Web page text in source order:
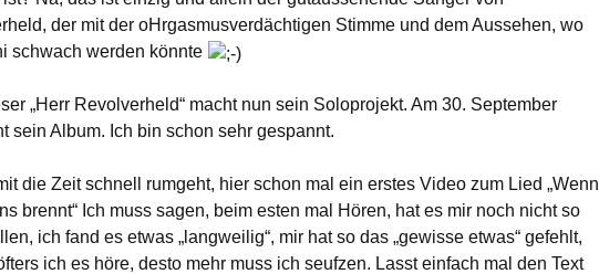
der mit der oHrgasmusverdächtigen Stimme und dem Aussehen, wo
schwach werden könnte
„Herr Revolverheld“ macht nun sein Soloprojekt. Am 30. September
sein Album. Ich bin schon sehr gespannt.
die Zeit schnell rumgeht, hier schon mal ein erstes Video zum Lied „Wenn
brennt“ Ich muss sagen, beim esten mal Hören, hat es mir noch nicht so
ich fand es etwas „langweilig“, mir hat so das „gewisse etwas“ gefehlt,
ich es höre, desto mehr muss ich seufzen. Lasst einfach mal den Text